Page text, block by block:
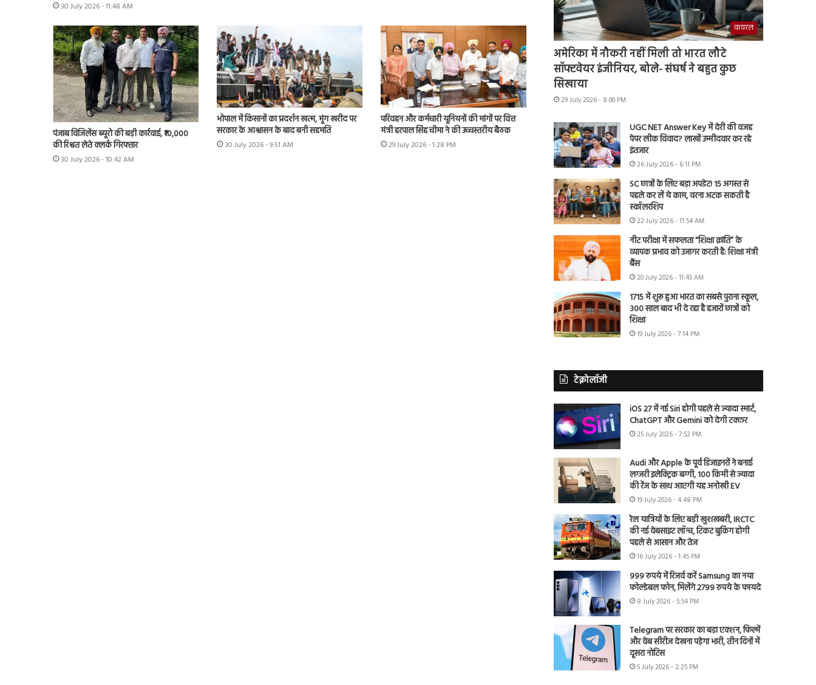
30 July 2026 - 11:48 AM
पंजाब विजिलेंस ब्यूरो की बड़ी कार्रवाई, ₹10,000
की रिश्वत लेते क्लर्क गिरफ्तार
30 July 2026 - 10:42 AM
भोपाल में किसानों का प्रदर्शन खत्म, मूंग खरीद पर
सरकार के आश्वासन के बाद बनी सहमति
30 July 2026 - 9:51 AM
परिवहन और कर्मचारी यूनियनों की मांगों पर वित्त
मंत्री हरपाल सिंह चीमा ने की उच्चस्तरीय बैठक
29 July 2026 - 1:28 PM
वायरल
अमेरिका में नौकरी नहीं मिली तो भारत लौटे
सॉफ्टवेयर इंजीनियर, बोले- संघर्ष ने बहुत कुछ
सिखाया
29 July 2026 - 8:00 PM
UGC NET Answer Key में देरी की वजह
पेपर लीक विवाद? लाखों उम्मीदवार कर रहे
इंतजार
26 July 2026 - 6:11 PM
SC छात्रों के लिए बड़ा अपडेट! 15 अगस्त से
पहले कर लें ये काम, वरना अटक सकती है
स्कॉलरशिप
22 July 2026 - 11:54 AM
नीट परीक्षा में सफलता “शिक्षा क्रांति” के
व्यापक प्रभाव को उजागर करती है: शिक्षा मंत्री
बैंस
20 July 2026 - 11:43 AM
1715 में शुरू हुआ भारत का सबसे पुराना स्कूल,
300 साल बाद भी दे रहा है हजारों छात्रों को
शिक्षा
19 July 2026 - 7:14 PM
टेक्नोलॉजी
iOS 27 में नई Siri होगी पहले से ज्यादा स्मार्ट,
ChatGPT और Gemini को देगी टक्कर
25 July 2026 - 7:52 PM
Audi और Apple के पूर्व डिजाइनरों ने बनाई
लग्जरी इलेक्ट्रिक बग्गी, 100 किमी से ज्यादा
की रेंज के साथ आएगी यह अनोखी EV
19 July 2026 - 4:48 PM
रेल यात्रियों के लिए बड़ी खुशखबरी, IRCTC
की नई वेबसाइट लॉन्च, टिकट बुकिंग होगी
पहले से आसान और तेज
16 July 2026 - 1:45 PM
999 रुपये में रिजर्व करें Samsung का नया
फोल्डेबल फोन, मिलेंगे 2799 रुपये के फायदे
8 July 2026 - 5:54 PM
Telegram पर सरकार का बड़ा एक्शन, फिल्में
और वेब सीरीज देखना पड़ेगा भारी, तीन दिनों में
दूसरा नोटिस
5 July 2026 - 2:25 PM